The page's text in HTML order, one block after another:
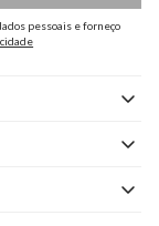
pessoais e forneço